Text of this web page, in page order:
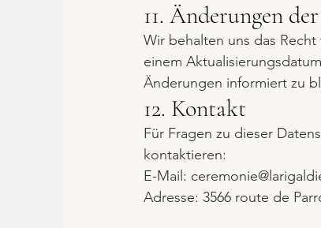
11. Änderungen
Wir behalten uns das
einem
Änderungen informiert zu
12. Kontakt
Für Fragen zu dieser
kontaktieren:
E-Mail:
Adresse: 3566 route de